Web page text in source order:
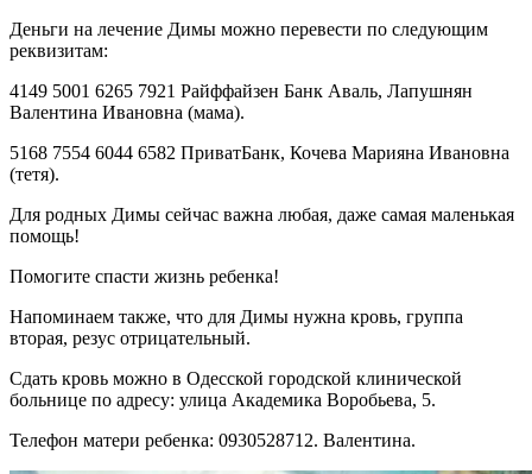
Деньги на лечение Димы можно перевести по следующим
реквизитам:
4149 5001 6265 7921 Райффайзен Банк Аваль, Лапушнян
Валентина Ивановна (мама).
5168 7554 6044 6582 ПриватБанк, Кочева Марияна Ивановна
(тетя).
Для родных Димы сейчас важна любая, даже самая маленькая
помощь!
Помогите спасти жизнь ребенка!
Напоминаем также, что для Димы нужна кровь, группа
вторая, резус отрицательный.
Сдать кровь можно в Одесской городской клинической
больнице по адресу: улица Академика Воробьева, 5.
Телефон матери ребенка: 0930528712. Валентина.